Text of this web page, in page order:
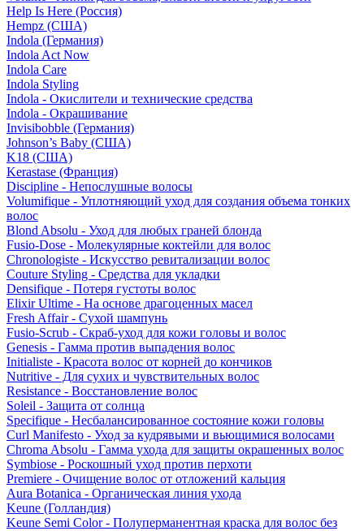
Help Is Here (Россия)
Hempz (США)
Indola (Германия)
Indola Act Now
Indola Care
Indola Styling
Indola - Окислители и технические средства
Indola - Окрашивание
Invisibobble (Германия)
Johnson’s Baby (США)
K18 (США)
Kerastase (Франция)
Discipline - Непослушные волосы
Volumifique - Уплотняющий уход для создания объема тонких
волос
Blond Absolu - Уход для любых граней блонда
Fusio-Dose - Молекулярные коктейли для волос
Chronologiste - Искусство ревитализации волос
Couture Styling - Средства для укладки
Densifique - Потеря густоты волос
Elixir Ultime - На основе драгоценных масел
Fresh Affair - Сухой шампунь
Fusio-Scrub - Скраб-уход для кожи головы и волос
Genesis - Гамма против выпадения волос
Initialiste - Красота волос от корней до кончиков
Nutritive - Для сухих и чувствительных волос
Resistance - Восстановление волос
Soleil - Защита от солнца
Specifique - Несбалансированное состояние кожи головы
Curl Manifesto - Уход за кудрявыми и вьющимися волосами
Chroma Absolu - Гамма ухода для защиты окрашенных волос
Symbiose - Роскошный уход против перхоти
Premiere - Очищение волос от отложений кальция
Aura Botanica - Органическая линия ухода
Keune (Голландия)
Keune Semi Color - Полуперманентная краска для волос без